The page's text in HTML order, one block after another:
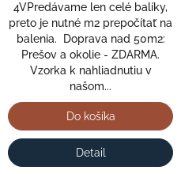
4VPredávame len celé balíky,
preto je nutné m2 prepočítať na
balenia. Doprava nad 50m2:
Prešov a okolie - ZDARMA.
Vzorka k nahliadnutiu v
našom...
Do košíka
Detail